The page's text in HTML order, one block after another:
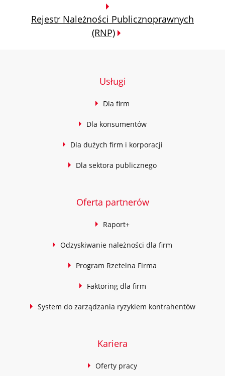
Rejestr Należności Publicznoprawnych
(RNP)
Usługi
Dla firm
Dla konsumentów
Dla dużych firm i korporacji
Dla sektora publicznego
Oferta partnerów
Raport+
Odzyskiwanie należności dla firm
Program Rzetelna Firma
Faktoring dla firm
System do zarządzania ryzykiem kontrahentów
Kariera
Oferty pracy